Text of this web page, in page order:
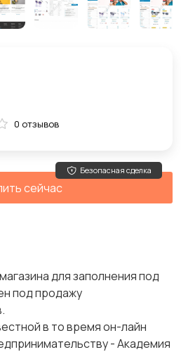
для заполнения под
под продажу
в то время он-лайн
- Академия
0 отзывов
Безопасная сделка
сейчас